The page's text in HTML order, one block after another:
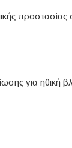
για